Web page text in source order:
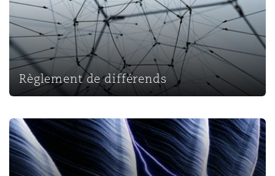
Règlement de différends
Technologie, externalisation et données